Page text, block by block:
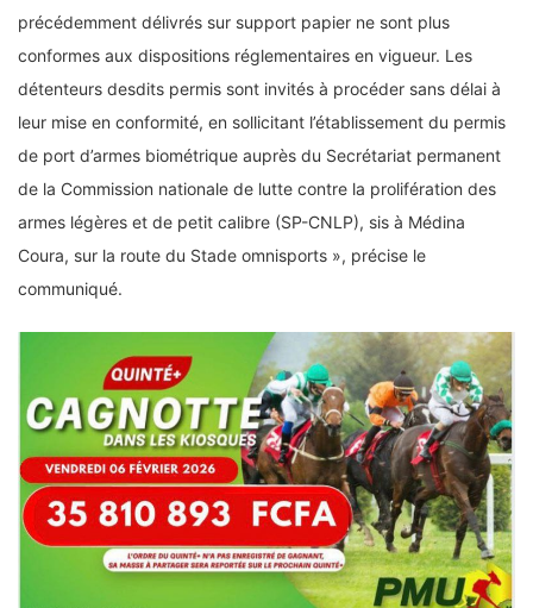
précédemment délivrés sur support papier ne sont plus
conformes aux dispositions réglementaires en vigueur. Les
détenteurs desdits permis sont invités à procéder sans délai à
leur mise en conformité, en sollicitant l’établissement du permis
de port d’armes biométrique auprès du Secrétariat permanent
de la Commission nationale de lutte contre la prolifération des
armes légères et de petit calibre (SP-CNLP), sis à Médina
Coura, sur la route du Stade omnisports », précise le
communiqué.